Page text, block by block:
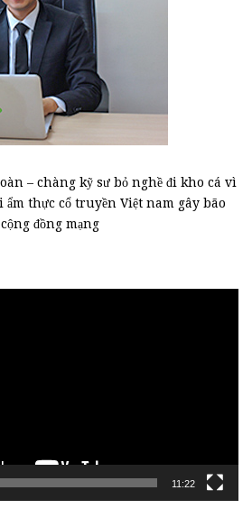
– chàng kỹ sư bỏ nghề đi kho cá vì
thực cổ truyền Việt nam gây bão
cộng đồng mạng
11:22